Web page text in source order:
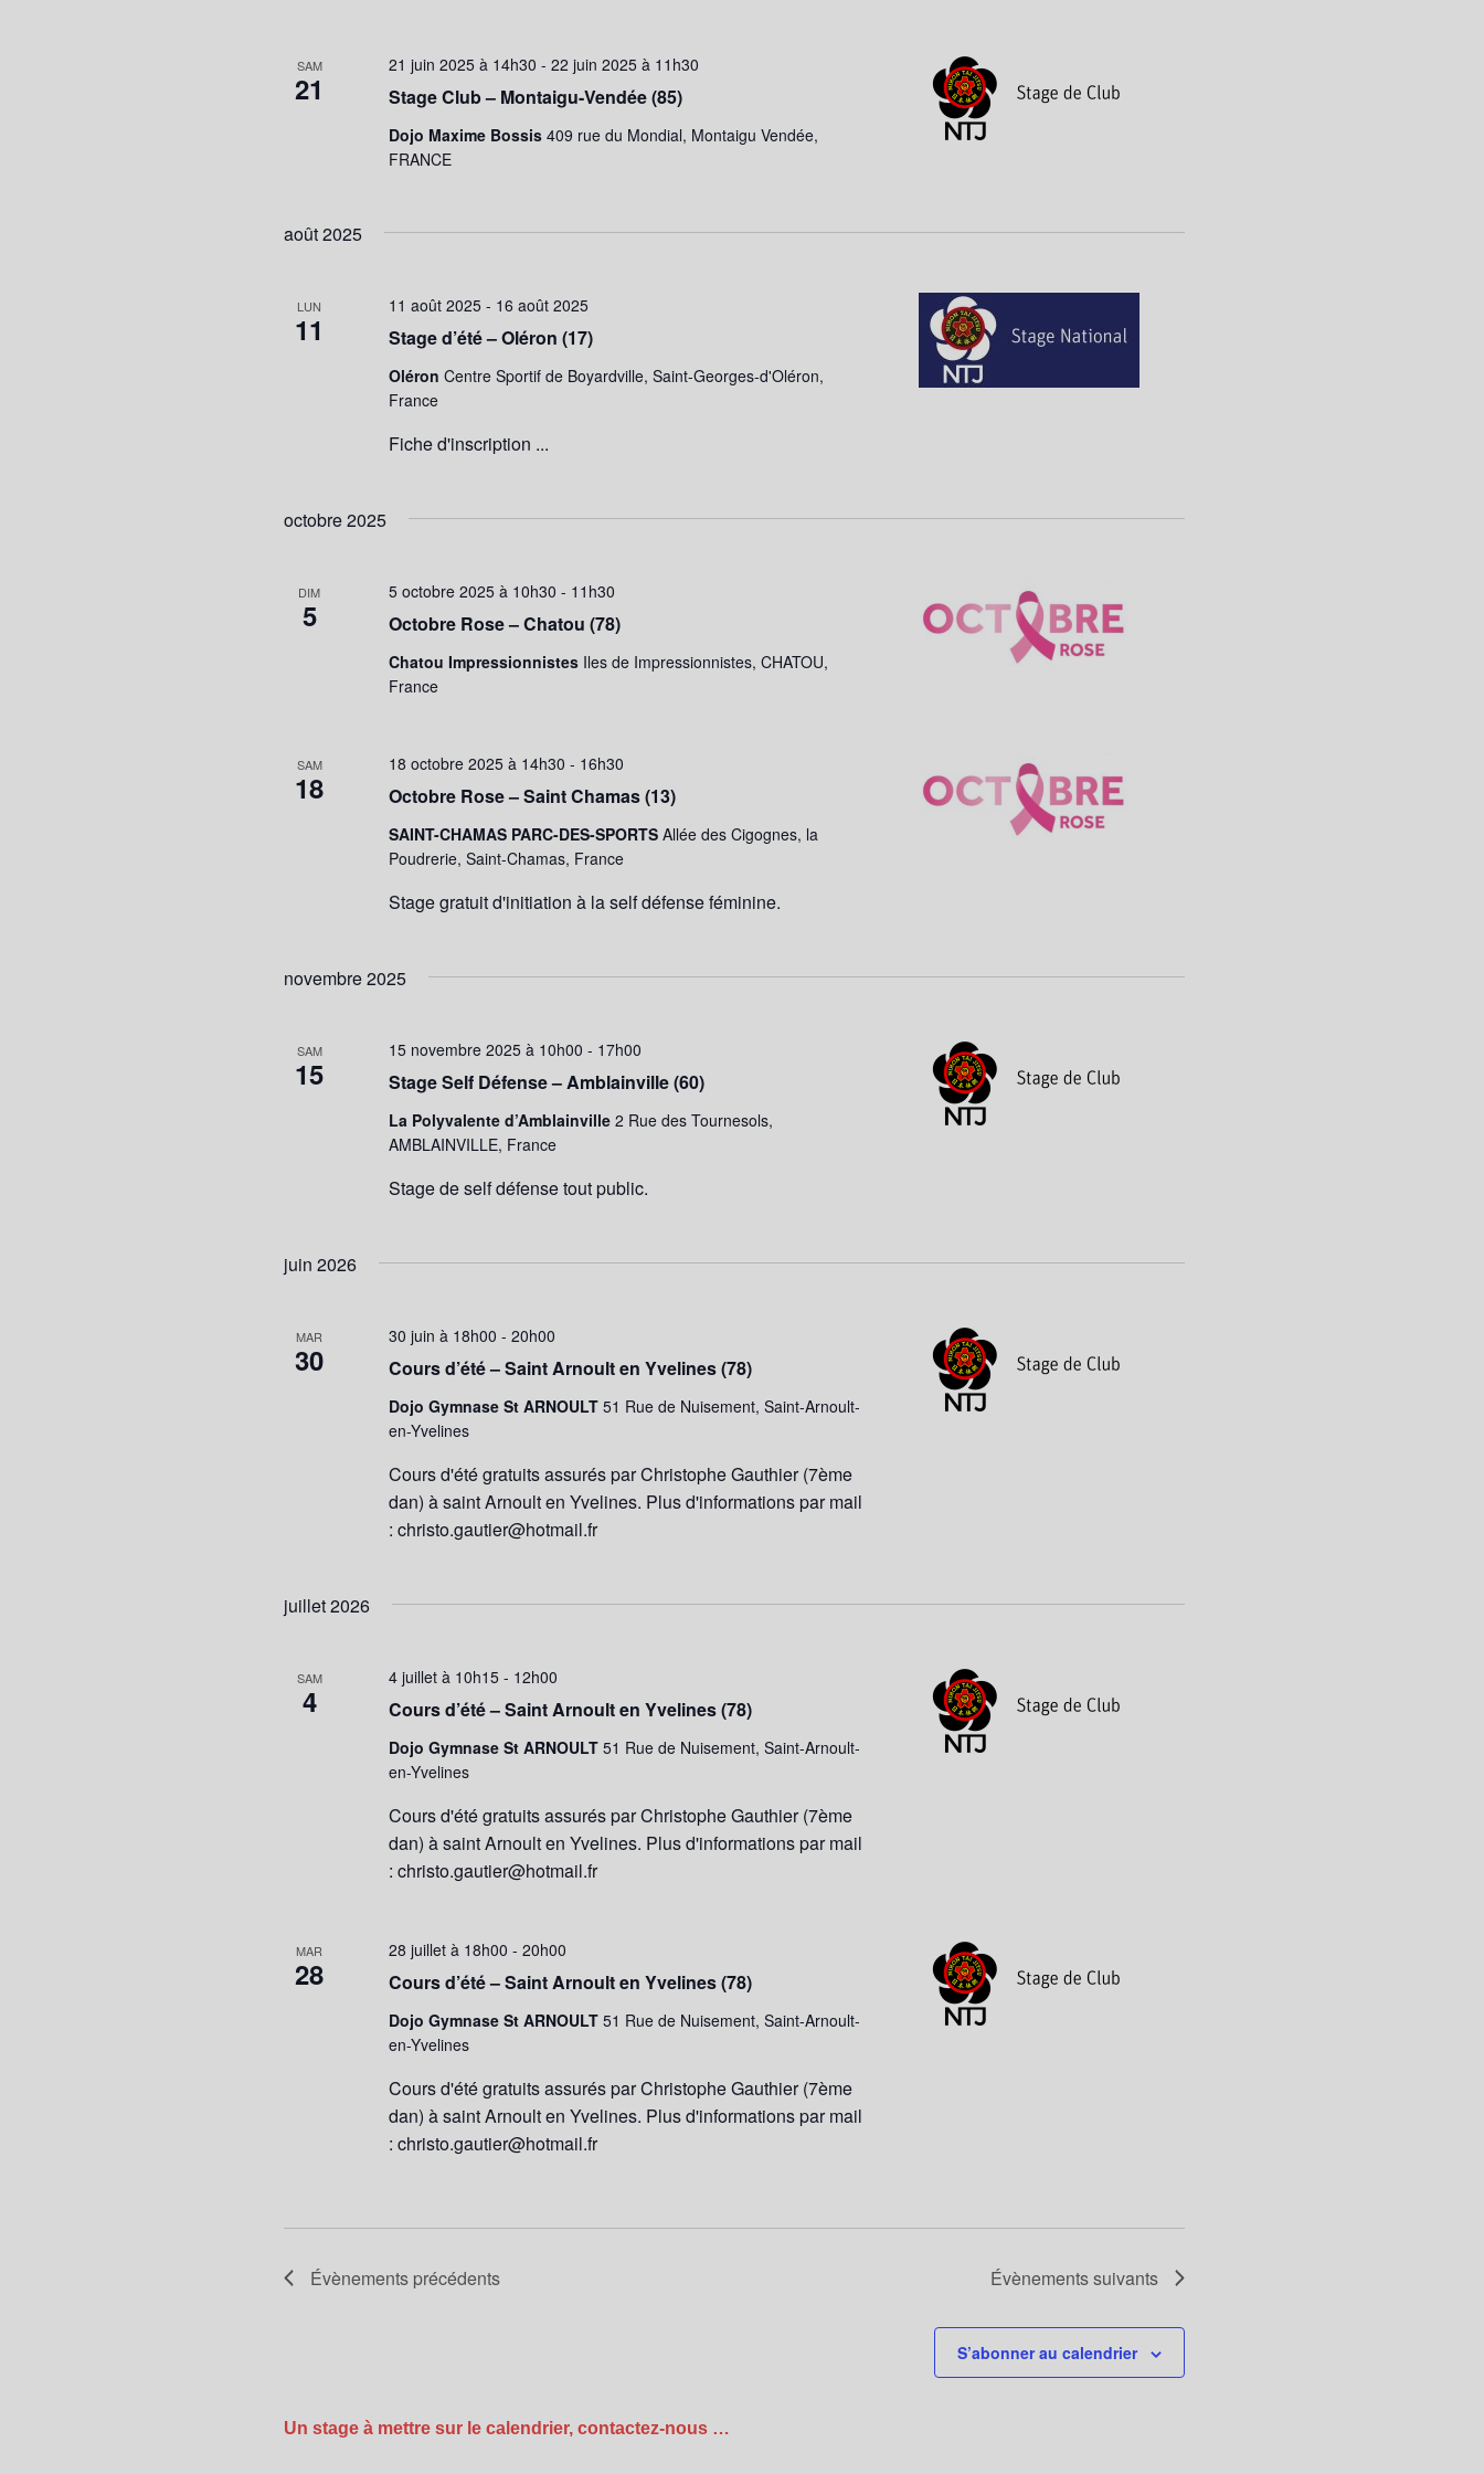
SAM
21 Stage Club – Montaigu-Vendée (85)
21 juin 2025 à 14h30 -22 juin 2025 à 11h30
Dojo Maxime Bossis409 rue du Mondial, Montaigu Vendée,
FRANCE
août 2025
LUN
11 Stage d’été – Oléron (17)
11 août 2025 - 16 août 2025
OléronCentre Sportif de Boyardville, Saint-Georges-d'Oléron,
France
Fiche d'inscription ...
octobre 2025
DIM
5 Octobre Rose – Chatou (78)
5 octobre 2025 à 10h30 - 11h30
Chatou Impressionnistes Iles de Impressionnistes, CHATOU,
France
SAM
18 Octobre Rose – Saint Chamas (13)
18 octobre 2025 à 14h30 - 16h30
SAINT-CHAMAS PARC-DES-SPORTSAllée des Cigognes, la
Poudrerie, Saint-Chamas, France
Stage gratuit d'initiation à la self défense féminine.
novembre 2025
SAM
15 Stage Self Défense – Amblainville (60)
15 novembre 2025 à 10h00 - 17h00
La Polyvalente d’Amblainville2 Rue des Tournesols,
AMBLAINVILLE, France
Stage de self défense tout public.
juin 2026
MAR
30 Cours d’été – Saint Arnoult en Yvelines (78)
30 juin à 18h00 -20h00
Dojo Gymnase St ARNOULT51 Rue de Nuisement, Saint-Arnoult-
en-Yvelines
Cours d'été gratuits assurés par Christophe Gauthier (7ème
dan) à saint Arnoult en Yvelines. Plus d'informations par mail
: christo.gautier@hotmail.fr
juillet 2026
SAM
4 Cours d’été – Saint Arnoult en Yvelines (78)
4 juillet à 10h15 - 12h00
Dojo Gymnase St ARNOULT51 Rue de Nuisement, Saint-Arnoult-
en-Yvelines
Cours d'été gratuits assurés par Christophe Gauthier (7ème
dan) à saint Arnoult en Yvelines. Plus d'informations par mail
: christo.gautier@hotmail.fr
MAR
28 Cours d’été – Saint Arnoult en Yvelines (78)
28 juillet à 18h00 -20h00
Dojo Gymnase St ARNOULT51 Rue de Nuisement, Saint-Arnoult-
en-Yvelines
Cours d'été gratuits assurés par Christophe Gauthier (7ème
dan) à saint Arnoult en Yvelines. Plus d'informations par mail
: christo.gautier@hotmail.fr
Évènementsprécédents Évènementssuivants
S’abonner au calendrier
Un stage à mettre sur le calendrier, contactez-nous …